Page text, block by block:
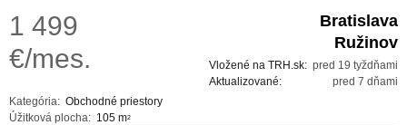
1 499
€/mes.
Kategória: Obchodné priestory
Úžitková plocha: 105 m2
Bratislava
Ružinov
pred 19 tyždňami
Vložené na TRH.sk:
pred 7 dňami
Aktualizované: